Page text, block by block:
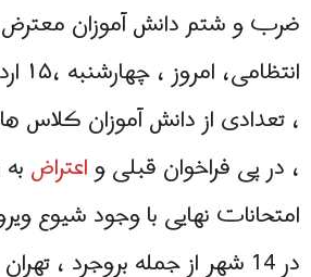
ضرب و شتم دانش آموزان
، تعدادی از دانش آموزان کلاس
، در پی فراخوان قبلی واعتراض
امتحانات نهایی با وجود شیوع
در 14 شهر از جمله بروجرد ،